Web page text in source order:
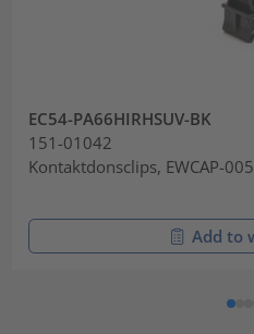
EC54-PA66HIRHSUV-BK
151-01042
Kontaktdonsclips, EWCAP-
Add to